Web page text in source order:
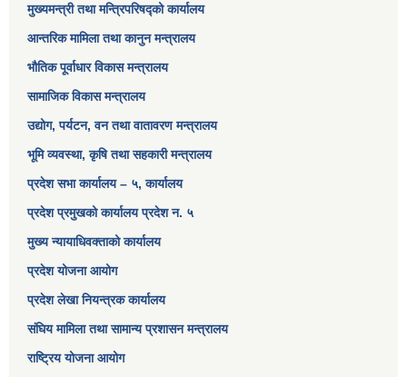
मुख्यमन्त्री तथा मन्त्रिपरिषद्को कार्यालय
आन्तरिक मामिला तथा कानुन मन्त्रालय
भौतिक पूर्वाधार विकास मन्त्रालय
सामाजिक विकास मन्त्रालय
उद्योग, पर्यटन, वन तथा वातावरण मन्त्रालय
भूमि व्यवस्था, कृषि तथा सहकारी मन्त्रालय
प्रदेश सभा कार्यालय – ५, कार्यालय
प्रदेश प्रमुखको कार्यालय प्रदेश न. ५
मुख्य न्यायाधिवक्ताको कार्यालय
प्रदेश योजना आयोग
प्रदेश लेखा नियन्त्रक कार्यालय
संघिय मामिला तथा सामान्य प्रशासन मन्त्रालय
राष्ट्रिय योजना आयोग